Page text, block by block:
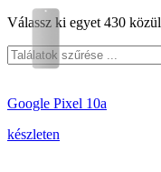
Válassz ki egyet 430 közül
Google Pixel 10a
készleten